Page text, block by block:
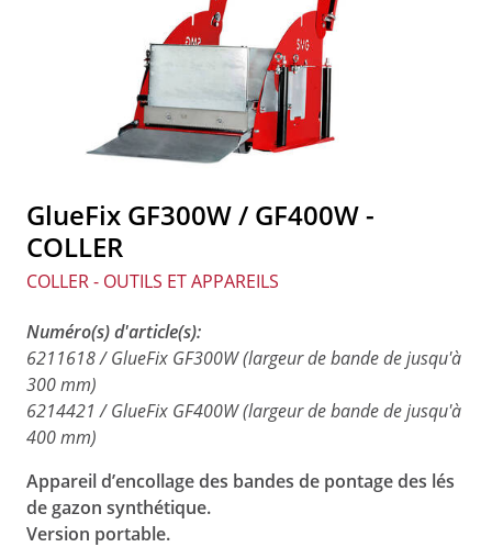
GlueFix GF300W / GF400W -
COLLER
COLLER - OUTILS ET APPAREILS
Numéro(s) d'article(s):
6211618 / GlueFix GF300W (largeur de bande de jusqu'à
300 mm)
6214421 / GlueFix GF400W (largeur de bande de jusqu'à
400 mm)
Appareil d’encollage des bandes de pontage des lés
de gazon synthétique.
Version portable.